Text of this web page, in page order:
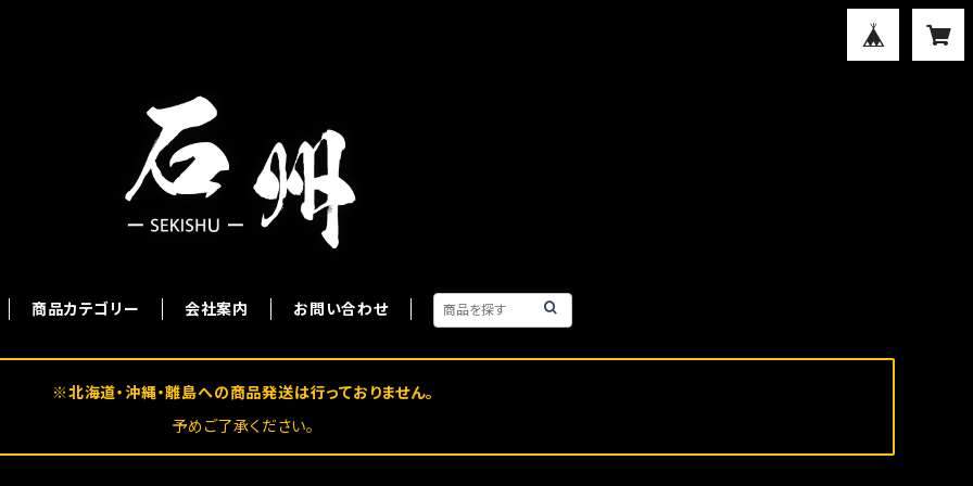
商品カテゴリー 会社案内 お問い合わせ
※北海道・沖縄・離島への商品発送は行っておりません。
予めご了承ください。